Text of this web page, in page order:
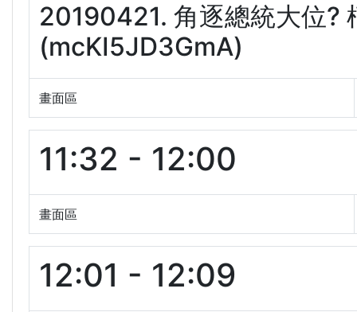
20190421. 角逐總統大位?
(mcKI5JD3GmA)
畫面區
11:32 - 12:00
畫面區
12:01 - 12:09